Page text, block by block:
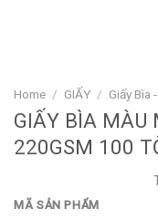
Home / GIẤY / Giấy Bìa
GIẤY BÌA MÀU
220GSM 100
MÃ SẢN PHẨM